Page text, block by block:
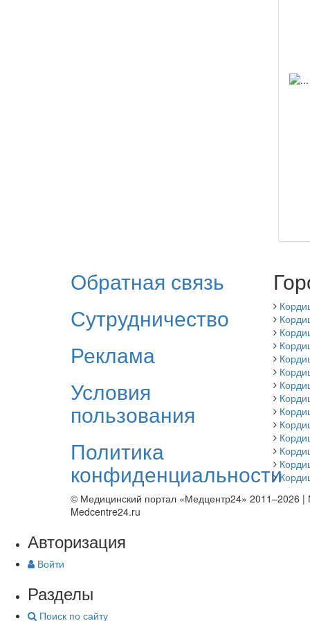
Обратная связь
Сутрудничество
Реклама
Условия
пользования
Политика
конфиденциальности
© Медицинский портал «Медцентр24» 2011–2026 |
Medcentre24.ru
Авторизация
Войти
Разделы
Поиск по сайту